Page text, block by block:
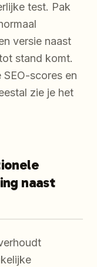
test. Pak
versie naast
stand komt.
scores en
zie je het
naast